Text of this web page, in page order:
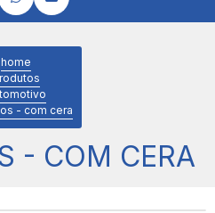
home
- com cera
- COM CERA